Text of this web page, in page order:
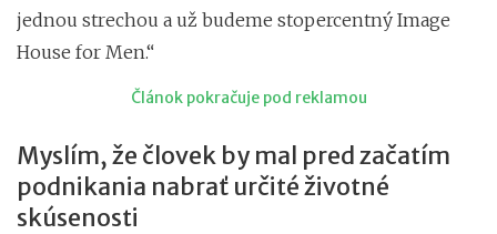
jednou strechou a už budeme stopercentný Image
House for Men.“
Článok pokračuje pod reklamou
Myslím, že človek by mal pred začatím
podnikania nabrať určité životné
skúsenosti